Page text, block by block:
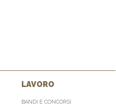
LAVORO
BANDI E CONCORSI